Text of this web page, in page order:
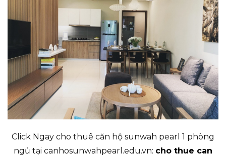
Click Ngay cho thuê căn hộ sunwah pearl 1 phòng
ngủ tại canhosunwahpearl.edu.vn: cho thue can